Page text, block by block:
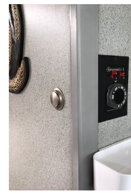
T2 HYPE HÖCHSTPREISE
WERTANLAGE T2
T2C IMPORT
T2 TECHNISCHE
VERBESSERUNGEN
T2 LENKGETRIEBE
WARNUNG
T2 FLACHDACHCAMPER
UND 4 PERSONEN
T2 ÖLKÜHLER